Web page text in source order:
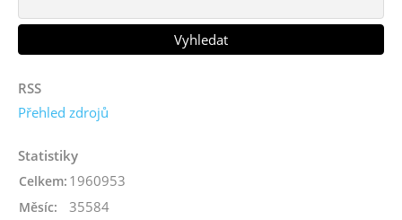
RSS
Přehled zdrojů
Statistiky
Celkem: 1960953
Měsíc: 35584